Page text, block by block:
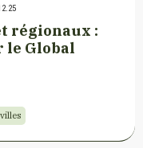
régionaux :
le Global